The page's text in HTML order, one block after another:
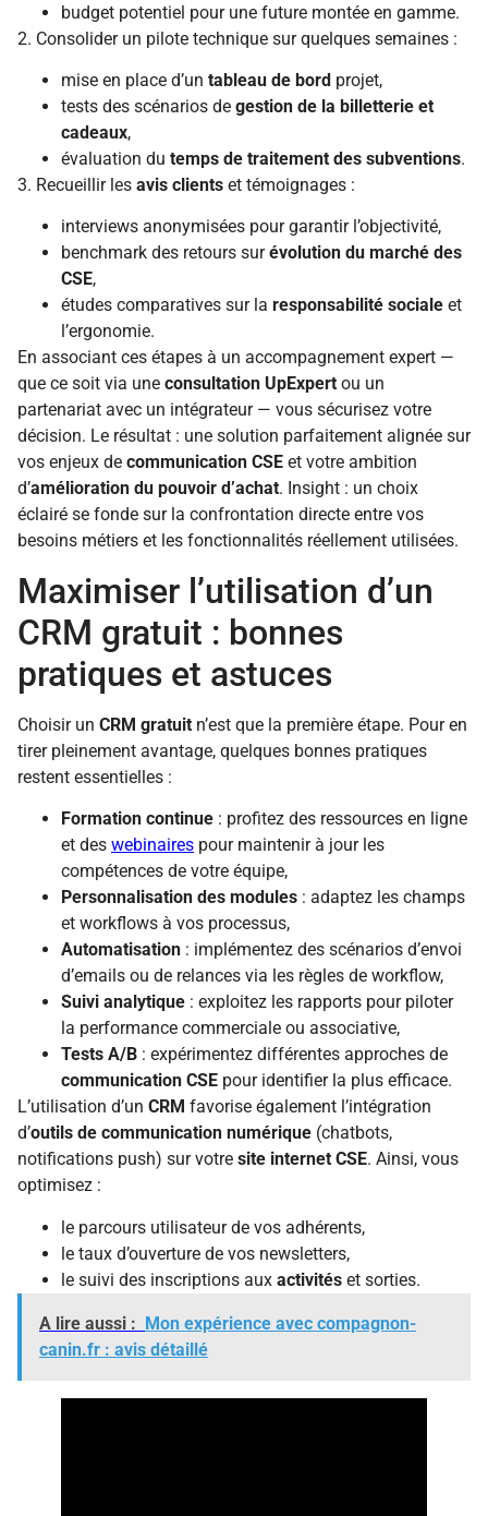
budget potentiel pour une future montée en gamme.
2. Consolider un pilote technique sur quelques semaines :
mise en place d’un tableau de bord projet,
tests des scénarios de gestion de la billetterie et
cadeaux,
évaluation du temps de traitement des subventions.
3. Recueillir les avis clients et témoignages :
interviews anonymisées pour garantir l’objectivité,
benchmark des retours surévolution du marché des
CSE,
études comparatives sur la responsabilité sociale et
l’ergonomie.
En associant ces étapes à un accompagnement expert —
que ce soit via une consultation UpExpert ou un
partenariat avec un intégrateur — vous sécurisez votre
décision. Le résultat : une solution parfaitement alignée sur
vos enjeux de communication CSE et votre ambition
d’amélioration du pouvoir d’achat. Insight : un choix
éclairé se fonde sur la confrontation directe entre vos
besoins métiers et les fonctionnalités réellement utilisées.
Maximiser l’utilisation d’un
CRM gratuit : bonnes
pratiques et astuces
Choisir un CRM gratuit n’est que la première étape. Pour en
tirer pleinement avantage, quelques bonnes pratiques
restent essentielles :
Formation continue : profitez des ressources en ligne
et des webinaires pour maintenir à jour les
compétences de votre équipe,
Personnalisation des modules : adaptez les champs
et workflows à vos processus,
Automatisation : implémentez des scénarios d’envoi
d’emails ou de relances via les règles de workflow,
Suivi analytique : exploitez les rapports pour piloter
la performance commerciale ou associative,
Tests A/B : expérimentez différentes approches de
communication CSE pour identifier la plus efficace.
L’utilisation d’un CRM favorise également l’intégration
d’outils de communication numérique (chatbots,
notifications push) sur votre site internet CSE. Ainsi, vous
optimisez :
le parcours utilisateur de vos adhérents,
le taux d’ouverture de vos newsletters,
le suivi des inscriptions aux activités et sorties.
A lire aussi : Mon expérience avec compagnon-
canin.fr : avis détaillé